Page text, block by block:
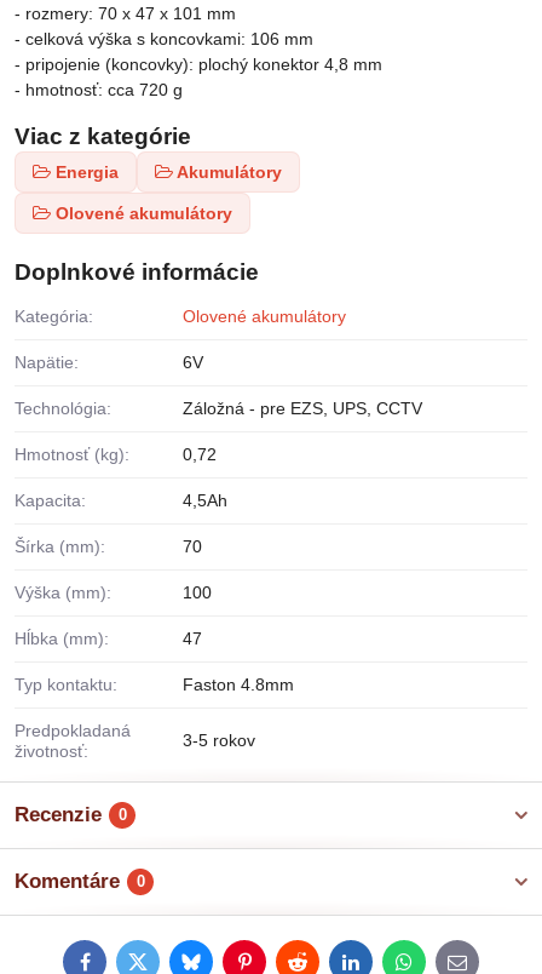
- rozmery: 70 x 47 x 101 mm
- celková výška s koncovkami: 106 mm
- pripojenie (koncovky): plochý konektor 4,8 mm
- hmotnosť: cca 720 g
Viac z kategórie
Energia Akumulátory
Olovené akumulátory
Doplnkové informácie
Kategória: Olovené akumulátory
Napätie: 6V
Technológia: Záložná - pre EZS, UPS, CCTV
Hmotnosť (kg): 0,72
Kapacita: 4,5Ah
Šírka (mm): 70
Výška (mm): 100
Hĺbka (mm): 47
Typ kontaktu: Faston 4.8mm
Predpokladaná
životnosť:
3-5 rokov
Recenzie 0
Komentáre 0
FacebookTwitterBlueskyPinterestRedditLinkedInWhatsApp
E-